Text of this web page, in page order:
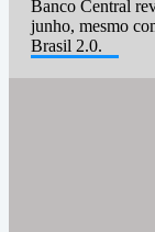
Banco Central
junho, mesmo
Brasil 2.0.